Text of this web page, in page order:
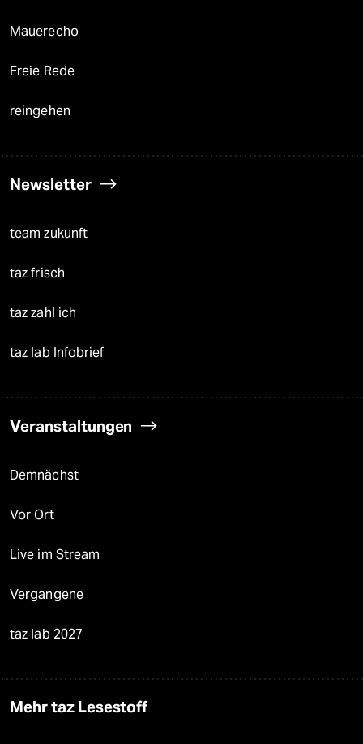
Mauerecho
Freie Rede
reingehen
Newsletter
team zukunft
taz frisch
taz zahl ich
taz lab Infobrief
Veranstaltungen
Demnächst
Vor Ort
Live im Stream
Vergangene
taz lab 2027
Mehr taz Lesestoff